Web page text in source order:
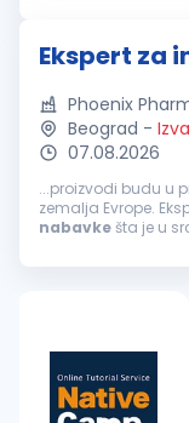
Ekspert za
Phoenix
Beograd -
07.08.2026
...proizvodi budu u
zemalja Evrope.
nabavkešta je u srcu ove
ugovaranje...